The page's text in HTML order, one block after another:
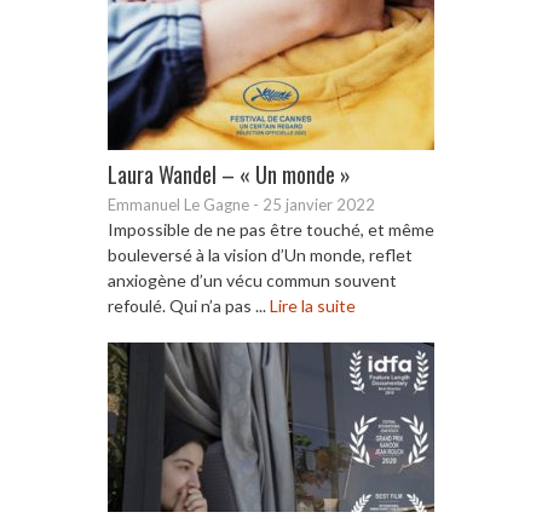
Laura Wandel – « Un monde »
Emmanuel Le Gagne - 25 janvier 2022
Impossible de ne pas être touché, et même
bouleversé à la vision d’Un monde, reflet
anxiogène d’un vécu commun souvent
refoulé. Qui n’a pas ...Lire la suite